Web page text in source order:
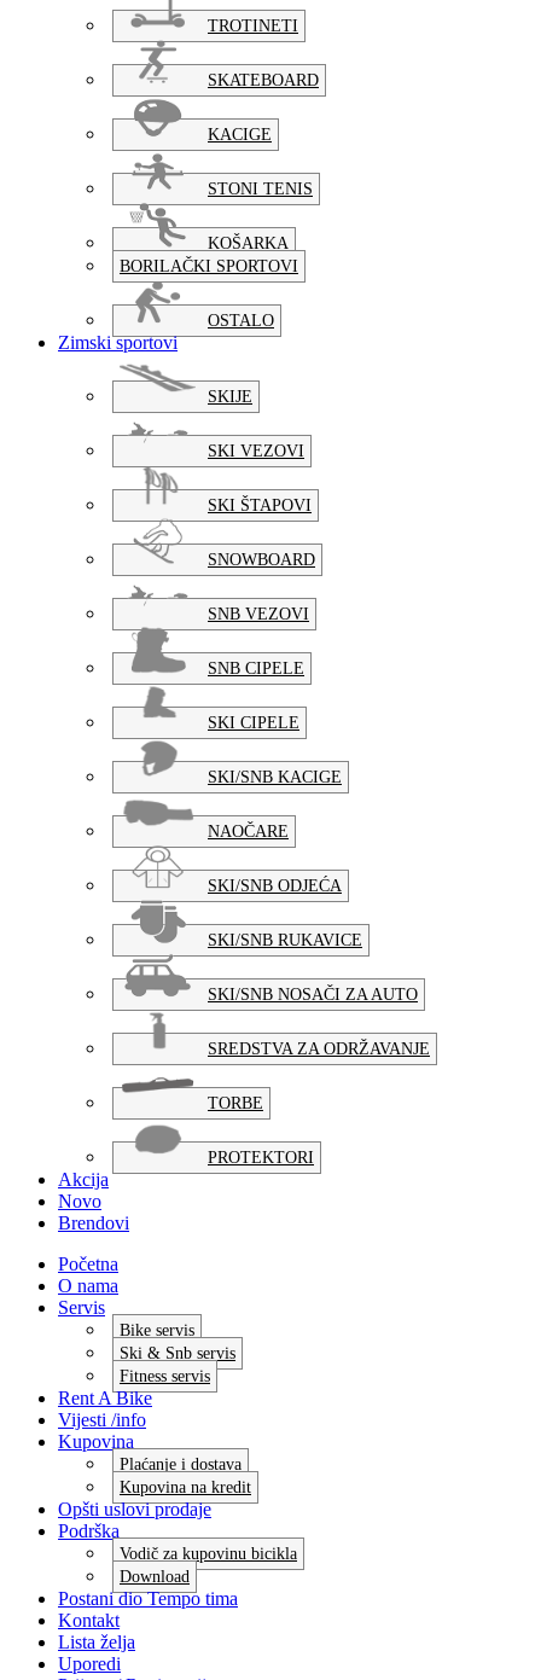
TROTINETI
SKATEBOARD
KACIGE
STONI TENIS
KOŠARKA
BORILAČKI SPORTOVI
OSTALO
Zimski sportovi
SKIJE
SKI VEZOVI
SKI ŠTAPOVI
SNOWBOARD
SNB VEZOVI
SNB CIPELE
SKI CIPELE
SKI/SNB KACIGE
NAOČARE
SKI/SNB ODJEĆA
SKI/SNB RUKAVICE
SKI/SNB NOSAČI ZA AUTO
SREDSTVA ZA ODRŽAVANJE
TORBE
PROTEKTORI
Akcija
Novo
Brendovi
Početna
O nama
Servis
Bike servis
Ski & Snb servis
Fitness servis
Rent A Bike
Vijesti /info
Kupovina
Plaćanje i dostava
Kupovina na kredit
Opšti uslovi prodaje
Podrška
Vodič za kupovinu bicikla
Download
Postani dio Tempo tima
Kontakt
Lista želja
Uporedi